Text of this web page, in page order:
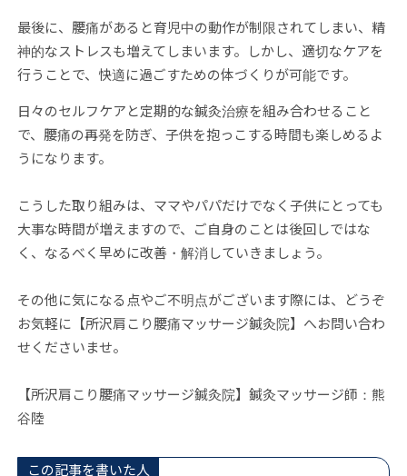
最後に、腰痛があると育児中の動作が制限されてしまい、精
神的なストレスも増えてしまいます。しかし、適切なケアを
行うことで、快適に過ごすための体づくりが可能です。
日々のセルフケアと定期的な鍼灸治療を組み合わせること
で、腰痛の再発を防ぎ、子供を抱っこする時間も楽しめるよ
うになります。
こうした取り組みは、ママやパパだけでなく子供にとっても
大事な時間が増えますので、ご自身のことは後回しではな
く、なるべく早めに改善・解消していきましょう。
その他に気になる点やご不明点がございます際には、どうぞ
お気軽に【所沢肩こり腰痛マッサージ鍼灸院】へお問い合わ
せくださいませ。
【所沢肩こり腰痛マッサージ鍼灸院】鍼灸マッサージ師：熊
谷陸
この記事を書いた人